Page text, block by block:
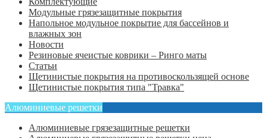
Модульные грязезащитные покрытия
Напольное модульное покрытие для бассейнов и
влажных зон
Новости
Резиновые ячеистые коврики – Ринго маты
Статьи
Щетинистые покрытия на противоскользящей основе
Щетинистые покрытия типа "Травка"
Алюминиевые решетки
Алюминиевые грязезащитные решетки